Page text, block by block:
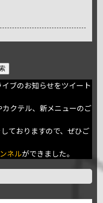
ブのお知らせをツイート
クテル、新メニューのご
ておりますので、ぜひご
ネルができました。